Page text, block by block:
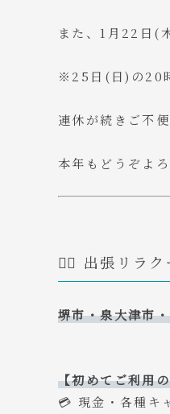
また、1月22日(
※25日(日)の20
連休が続きご不
本年もどうぞよ
💆‍♂️ 出張リラ
堺市・泉大津市
【初めてご利用
💳 現金・各種キ